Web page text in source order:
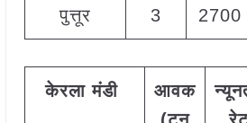
पुत्तूर 3 2700
केरला मंडी
आवक